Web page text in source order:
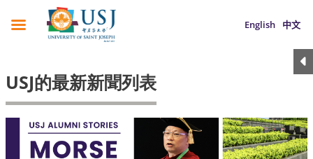
English 中文
USJ的最新新聞列表